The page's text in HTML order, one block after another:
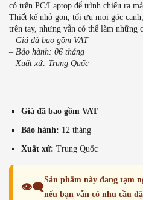
có trên PC/Laptop để trình chiếu ra
Thiết kế nhỏ gọn, tối ưu mọi góc
trên tay, nhưng vẫn có thể làm những
– Giá đã bao gồm VAT
– Bảo hành: 06 tháng
– Xuất xứ: Trung Quốc
Giá đã bao gồm VAT
Bảo hành: 12 tháng
Xuất xứ: Trung Quốc
👁️‍🗨️
Sản phẩm này đang tạm
nếu bạn vẫn có nhu cầu